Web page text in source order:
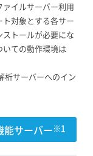
イルサーバー利用
対象とする各サー
トールが必要にな
ての動作環境は
析サーバーへのイン
能サーバー※1